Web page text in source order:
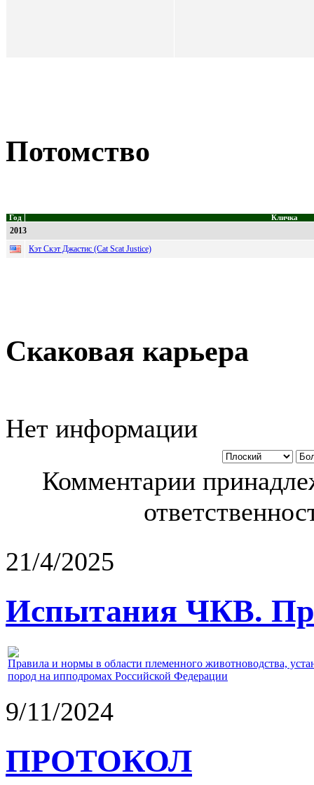
Потомство
Год Кличка
2013
Кэт Скэт Джастис (Cat Scat Justice)
Скаковая карьера
Нет информации
Комментарии
21/4/2025
Испытания ЧКВ.
Правила и нормы в области племенного животноводства,
пород на ипподромах Российской Федерации
9/11/2024
ПРОТОКОЛ